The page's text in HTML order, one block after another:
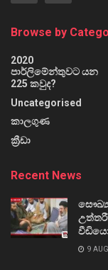
Browse by
2020
පාර්ලිමේන්තුවට යන
225 කවුද?
Uncategorised
කාලගුණ
ක්‍රීඩා
Recent News
සෞඛ්‍ය
9